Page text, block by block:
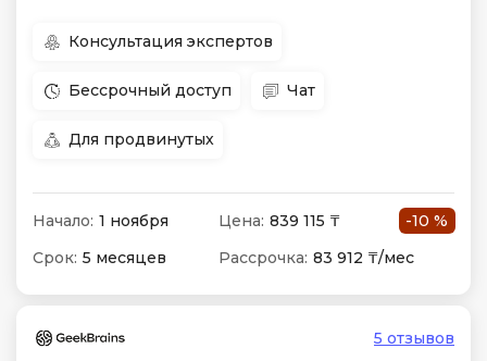
Консультация экспертов
Бессрочный доступ Чат
Для продвинутых
Начало: 1 ноября Цена: 839 115 ₸
-10 %
Срок: 5 месяцев Рассрочка: 83 912 ₸/мес
5 отзывов